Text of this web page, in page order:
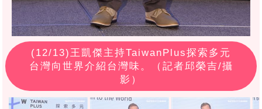
(12/13)王凱傑主持TaiwanPlus探索多元
台灣向世界介紹台灣味。（記者邱榮吉/攝
影）